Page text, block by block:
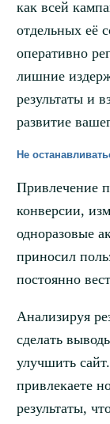
как всей
отдельных её
оперативно
лишние
результаты и
развитие
Не
Привлечение
конверсии,
одноразовые
приносил
постоянно
Анализируя
сделать
улучшить
привлекаете
результаты,